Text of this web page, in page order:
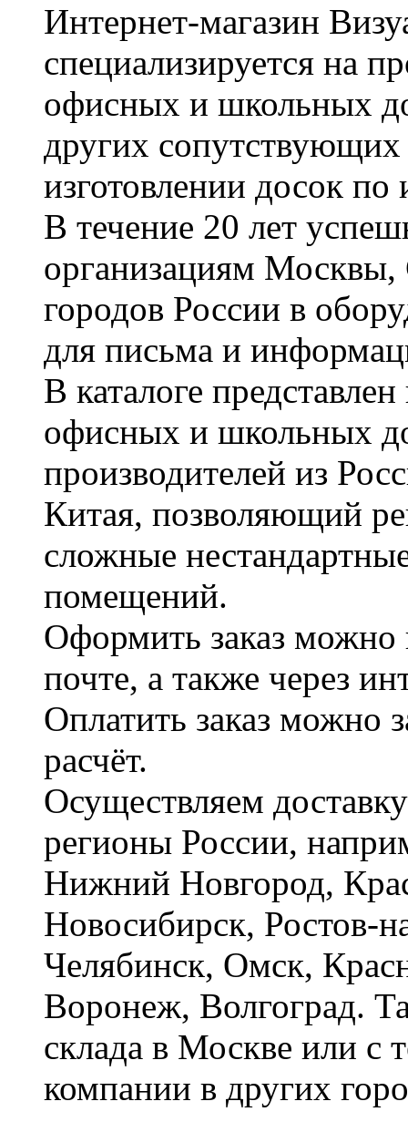
Интернет-магазин
специализируется на
офисных и школьных
других сопутствующих
изготовлении досок по
В течение 20 лет
организациям Москвы,
городов России в
для письма и
В каталоге
офисных и школьных
производителей из
Китая, позволяющий
сложные
помещений.
Оформить заказ можно
почте, а также через
Оплатить заказ можно
расчёт.
Осуществляем
регионы России,
Нижний Новгород,
Новосибирск, Ростов-
Челябинск, Омск,
Воронеж, Волгоград.
склада в Москве или с
компании в других